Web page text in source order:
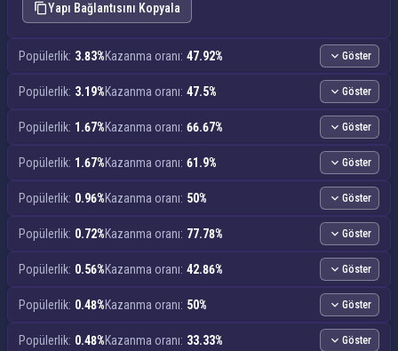
Yapı Bağlantısını Kopyala
Popülerlik: 3.83%Kazanma oranı: 47.92% Göster
Popülerlik: 3.19%Kazanma oranı: 47.5% Göster
Popülerlik: 1.67%Kazanma oranı: 66.67% Göster
Popülerlik: 1.67%Kazanma oranı: 61.9% Göster
Popülerlik: 0.96%Kazanma oranı: 50% Göster
Popülerlik: 0.72%Kazanma oranı: 77.78% Göster
Popülerlik: 0.56%Kazanma oranı: 42.86% Göster
Popülerlik: 0.48%Kazanma oranı: 50% Göster
Popülerlik: 0.48%Kazanma oranı: 33.33% Göster